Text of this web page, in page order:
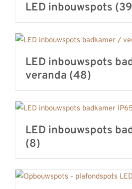
LED inbouwspots
LED inbouwspots
veranda (48)
LED inbouwspots
(8)